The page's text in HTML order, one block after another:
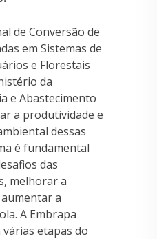
de Conversão de
em Sistemas de
e Florestais
da
e Abastecimento
a produtividade e
dessas
é fundamental
das
melhorar a
a
A Embrapa
etapas do